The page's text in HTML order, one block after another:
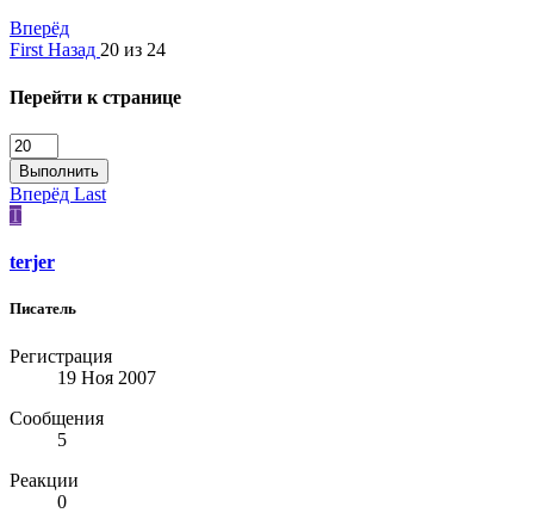
Вперёд
First Назад 20 из 24
Перейти к странице
Выполнить
Вперёд Last
T
terjer
Писатель
Регистрация
19 Ноя 2007
Сообщения
5
Реакции
0